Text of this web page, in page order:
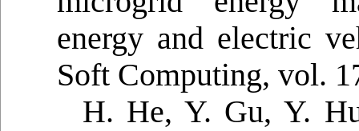
energy and electric
Soft Computing, vol.
H. He, Y. Gu, Y.